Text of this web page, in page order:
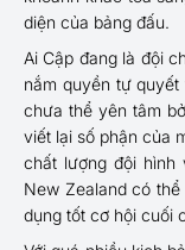
diện của bảng đấu.
Ai Cập đang là đội
nắm quyền tự quyết
chưa thể yên tâm
viết lại số phận của
chất lượng đội hình
New Zealand có
dụng tốt cơ hội cuối